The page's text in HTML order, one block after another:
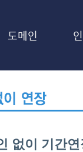
도메인
없이 기간연